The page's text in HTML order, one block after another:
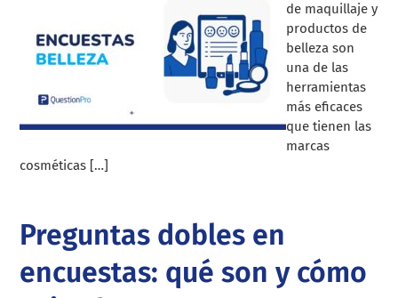
de maquillaje y
productos de
belleza son
una de las
herramientas
más eficaces
que tienen las
marcas
cosméticas […]
Preguntas dobles en
encuestas: qué son y cómo